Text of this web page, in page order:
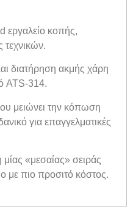
εργαλείο κοπής,
τεχνικών.
διατήρηση ακμής χάρη
ATS-314.
μειώνει την κόπωση
για επαγγελματικές
μίας «μεσαίας» σειράς
με πιο προσιτό κόστος.